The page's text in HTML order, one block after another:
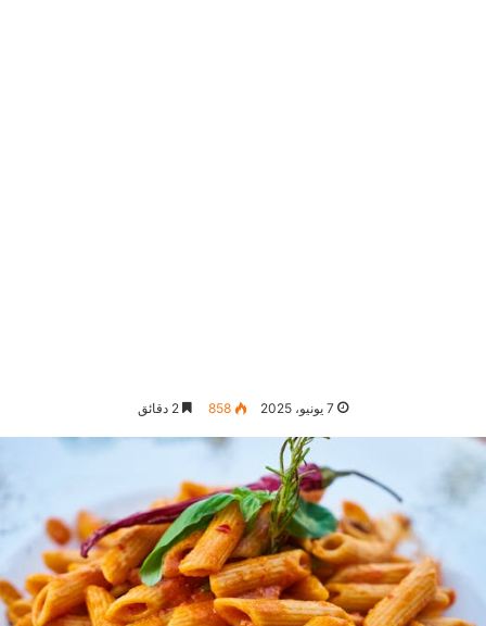
7 يونيو، 2025 858